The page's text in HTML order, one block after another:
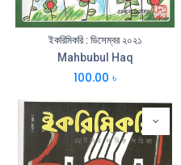
ইকরিমিকরি : ডিসেম্বর ২০২১
Mahbubul Haq
100.00 ৳